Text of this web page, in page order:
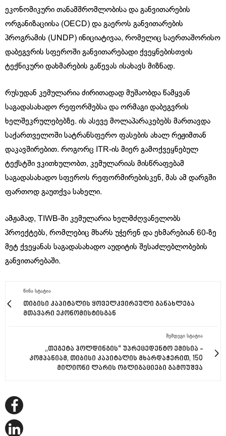
ეკონომიკური თანამშრომლობისა და განვითარების
ორგანიზაციისა (OECD) და გაეროს განვითარების
პროგრამის (UNDP) ინიციატივაა, რომელიც საერთაშორისო
დაბეგვრის სფეროში განვითარებადი ქვეყნებისთვის
ტექნიკური დახმარების გაწევას ისახავს მიზნად.
რუსუდან კემულარია ძირითადად მუშაობდა წამყვან
საგადასახადო რეფორმებსა და ორმაგი დაბეგვრის
ხელშეკრულებებზე. ის ასევე მოლაპარაკებებს მართავდა
საქართველოში სატრანსფერო ფასების ახალ რეჟიმთან
დაკავშირებით. როგორც ITR-ის მიერ გამოქვეყნებულ
ტექსტში ვკითხულობთ, კემულარიას მისწრაფებამ
საგადასახადო სფეროს რეფორმირებისკენ, მას ამ დარგში
ფართოდ გაუთქვა სახელი.
ამჟამად, TIWB-ში კემულარია ხელმძღვანელობს
პროექტებს, რომლებიც მხარს უჭერენ და ეხმარებიან 60-ზე
მეტ ქვეყანას საგადასახადო აუდიტის შესაძლებლობების
განვითარებაში.
ᲬᲘᲜᲐ ᲡᲢᲐᲢᲘᲐ
თიბისი კაპიტალის ყოველკვირეული განახლება
მთავარი ეკონომისტისგან
ᲨᲔᲛᲓᲔᲒᲘ ᲡᲢᲐᲢᲘᲐ
„თეგეტა ჰოლდინგის“ უპრეცედენტო ემისია -
კომპანიამ, თიბისი კაპიტალის მხარდაჭერით, 150
მილიონი ლარის ობლიგაციები გამოუშვა